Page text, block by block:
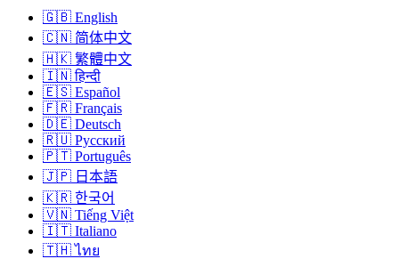
🇬🇧 English
🇨🇳 简体中文
🇭🇰 繁體中文
🇮🇳 हिन्दी
🇪🇸 Español
🇫🇷 Français
🇩🇪 Deutsch
🇷🇺 Русский
🇵🇹 Português
🇯🇵 日本語
🇰🇷 한국어
🇻🇳 Tiếng Việt
🇮🇹 Italiano
🇹🇭 ไทย